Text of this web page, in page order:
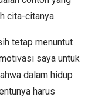
cita-citanya.
tetap menuntut
saya untuk
dalam hidup
harus